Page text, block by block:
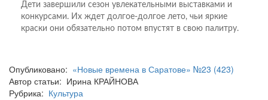
Дети завершили сезон увлекательными выставками и
конкурсами. Их ждет долгое-долгое лето, чьи яркие
краски они обязательно потом впустят в свою палитру.
Опубликовано: «Новые времена в Саратове» №23 (423)
Автор статьи: Ирина КРАЙНОВА
Рубрика: Культура